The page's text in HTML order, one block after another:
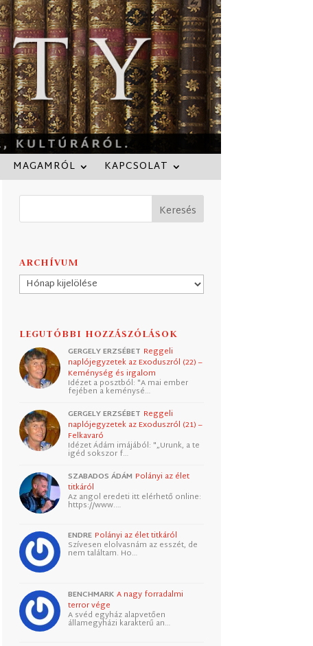
MAGAMRÓL KAPCSOLAT
ARCHÍVUM
Archívum
LEGUTÓBBI HOZZÁSZÓLÁSOK
GERGELY ERZSÉBET Reggeli
naplójegyzetek az Exoduszról (22) –
Keménység és irgalom
Idézet a posztból: "A mai ember
fejében a keménysé…
GERGELY ERZSÉBET Reggeli
naplójegyzetek az Exoduszról (21) –
Felkavaró
Idézet Ádám imájából: "„Urunk, a te
igéd sokszor f…
SZABADOS ÁDÁM Polányi az élet
titkáról
Az angol eredeti itt elérhető online:
https://www.…
ENDRE Polányi az élet titkáról
Szívesen elolvasnám az esszét, de
nem találtam. Ho…
BENCHMARK A nagy forradalmi
terror vége
A svéd egyház alapvetően
államegyházi karakterű an…